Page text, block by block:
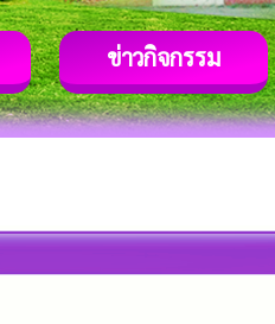
ข่าวกิจกรรม